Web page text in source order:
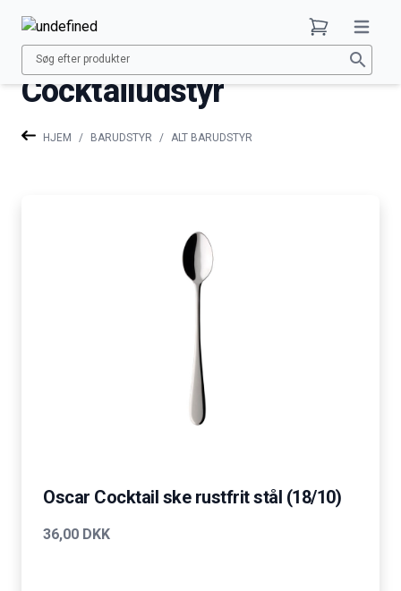
Basket
Open
search
Cocktailudstyr
HJEM / BARUDSTYR / ALT BARUDSTYR
Oscar Cocktail ske rustfrit stål (18/10)
36,00 DKK